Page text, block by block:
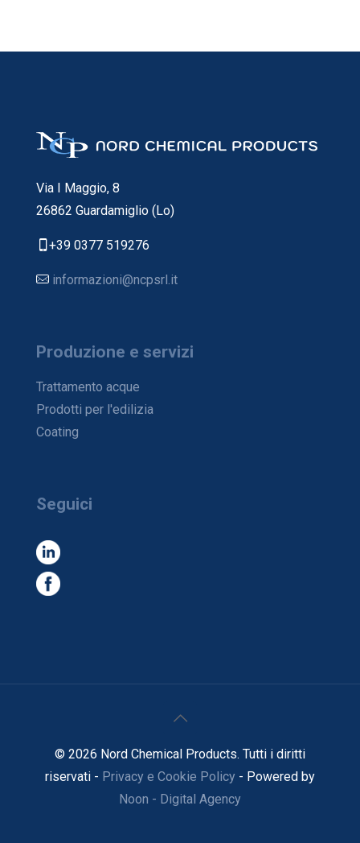
Via I Maggio, 8
26862 Guardamiglio (Lo)
+39 0377 519276
informazioni@ncpsrl.it
Produzione e servizi
Trattamento acque
Prodotti per l'edilizia
Coating
Seguici
© 2026 Nord Chemical Products. Tutti i diritti
riservati - Privacy e Cookie Policy - Powered by
Noon - Digital Agency